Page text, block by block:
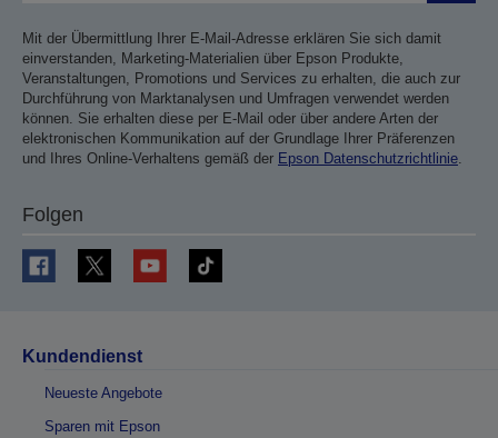
Mit der Übermittlung Ihrer E-Mail-Adresse erklären Sie sich damit
einverstanden, Marketing-Materialien über Epson Produkte,
Veranstaltungen, Promotions und Services zu erhalten, die auch zur
Durchführung von Marktanalysen und Umfragen verwendet werden
können. Sie erhalten diese per E-Mail oder über andere Arten der
elektronischen Kommunikation auf der Grundlage Ihrer Präferenzen
und Ihres Online-Verhaltens gemäß der Epson Datenschutzrichtlinie.
Folgen
Kundendienst
Neueste Angebote
Sparen mit Epson